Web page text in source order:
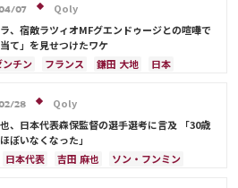
07
Qoly
、宿敵ラツィオMFグエンドゥージとの喧嘩で
当て」を見せつけたワケ
ンチン
フランス 鎌田 大地 日本
28
Qoly
、日本代表森保監督の選手選考に言及 「30歳
ぼいなくなった」
日本代表 吉田 麻也
ソン・フンミン